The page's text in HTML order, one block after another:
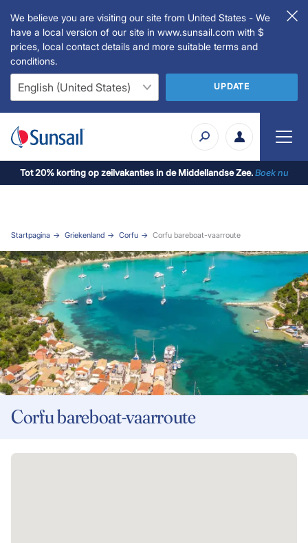
We believe you are visiting our site from United States - We
have a local version of our site in www.sunsail.com with $
prices, local contact details and more suitable terms and
conditions.
UPDATE
Tot 20% korting op zeilvakanties in de Middellandse Zee.Boek nu
Startpagina Griekenland Corfu Corfu bareboat-vaarroute
Corfu bareboat-vaarroute